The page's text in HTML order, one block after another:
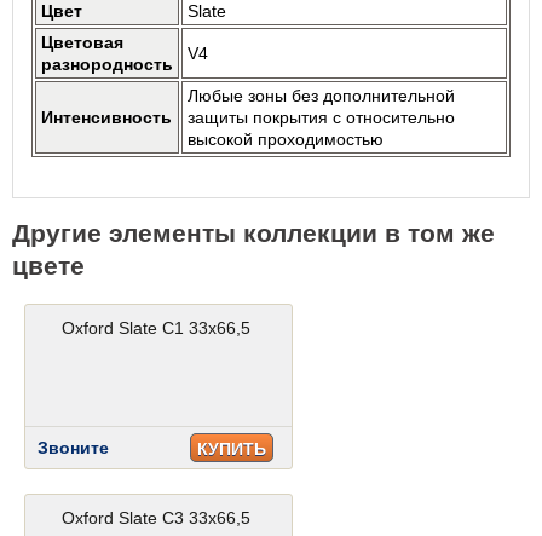
Цвет
Slate
Цветовая
разнородность
V4
Интенсивность
Любые зоны без дополнительной
защиты покрытия с относительно
высокой проходимостью
Другие элементы коллекции в том же
цвете
Oxford Slate C1 33x66,5
Звоните КУПИТЬ
Oxford Slate C3 33x66,5